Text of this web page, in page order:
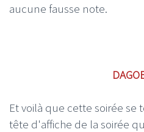
aucune fausse note.
Et voilà que cette soirée se
tête d'affiche de la soirée